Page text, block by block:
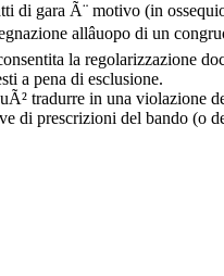
di gara Ã¨ motivo (in
allâuopo di un
la regolarizzazione
a pena di esclusione.
tradurre in una
di prescrizioni del bando (o